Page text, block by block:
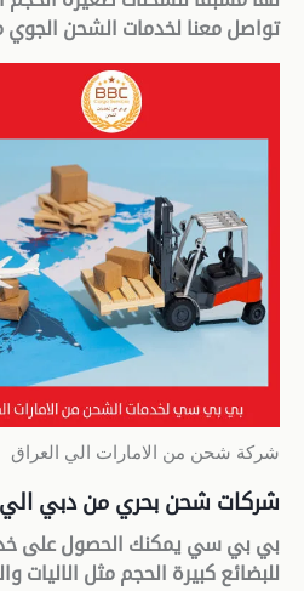
تواصل معنا لخدمات الشحن الجوي
شركة شحن من الامارات الي العراق
شركات شحن بحري من دبي الي
بي بي سي يمكنك الحصول على
للبضائع كبيرة الحجم مثل الاليات